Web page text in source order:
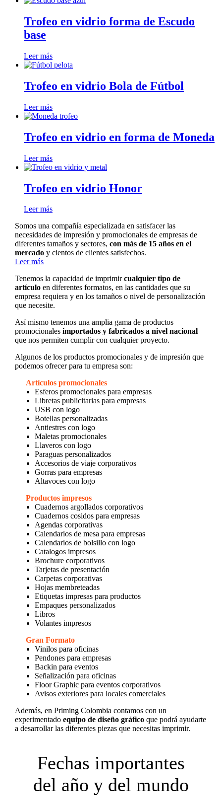
Trofeo en vidrio forma de Escudo
base
Leer más
Trofeo en vidrio Bola de Fútbol
Leer más
Trofeo en vidrio en forma de Moneda
Leer más
Trofeo en vidrio Honor
Leer más
Somos una compañía especializada en satisfacer las
necesidades de impresión y promocionales de empresas de
diferentes tamaños y sectores, con más de 15 años en el
mercadoy cientos de clientes satisfechos.
Leer más
Tenemos la capacidad de imprimircualquier tipo de
artículoen diferentes formatos, en las cantidades que su
empresa requiera y en los tamaños o nivel de personalización
que necesite.
Así mismo tenemos una amplia gama de productos
promocionales importados y fabricados a nivel nacional
que nos permiten cumplir con cualquier proyecto.
Algunos de los productos promocionales y de impresión que
podemos ofrecer para tu empresa son:
Artículos promocionales
Esferos promocionales para empresas
Libretas publicitarias para empresas
USB con logo
Botellas personalizadas
Antiestres con logo
Maletas promocionales
Llaveros con logo
Paraguas personalizados
Accesorios de viaje corporativos
Gorras para empresas
Altavoces con logo
Productos impresos
Cuadernos argollados corporativos
Cuadernos cosidos para empresas
Agendas corporativas
Calendarios de mesa para empresas
Calendarios de bolsillo con logo
Catalogos impresos
Brochure corporativos
Tarjetas de presentación
Carpetas corporativas
Hojas membreteadas
Etiquetas impresas para productos
Empaques personalizados
Libros
Volantes impresos
Gran Formato
Vinilos para oficinas
Pendones para empresas
Backin para eventos
Señalización para oficinas
Floor Graphic para eventos corporativos
Avisos exteriores para locales comerciales
Además, en Priming Colombia contamos con un
experimentado equipo de diseño gráficoque podrá ayudarte
a desarrollar las diferentes piezas que necesitas imprimir.
Fechas importantes
del año y del mundo